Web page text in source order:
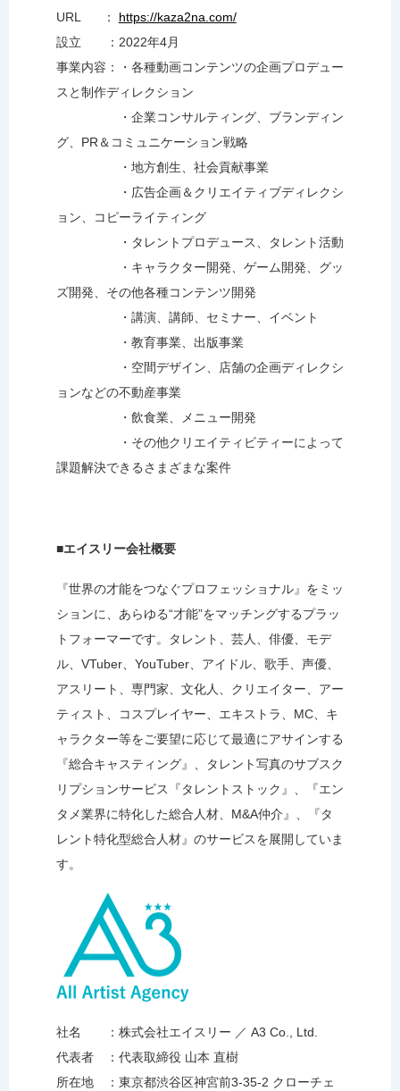
URL ： https://kaza2na.com/
設立 ：2022年4月
事業内容：・各種動画コンテンツの企画プロデュー
スと制作ディレクション
・企業コンサルティング、ブランディン
グ、PR＆コミュニケーション戦略
・地方創生、社会貢献事業
・広告企画＆クリエイティブディレクシ
ョン、コピーライティング
・タレントプロデュース、タレント活動
・キャラクター開発、ゲーム開発、グッ
ズ開発、その他各種コンテンツ開発
・講演、講師、セミナー、イベント
・教育事業、出版事業
・空間デザイン、店舗の企画ディレクシ
ョンなどの不動産事業
・飲食業、メニュー開発
・その他クリエイティビティーによって
課題解決できるさまざまな案件
■エイスリー会社概要
『世界の才能をつなぐプロフェッショナル』をミッ
ションに、あらゆる“才能”をマッチングするプラッ
トフォーマーです。タレント、芸人、俳優、モデ
ル、VTuber、YouTuber、アイドル、歌手、声優、
アスリート、専門家、文化人、クリエイター、アー
ティスト、コスプレイヤー、エキストラ、MC、キ
ャラクター等をご要望に応じて最適にアサインする
『総合キャスティング』、タレント写真のサブスク
リプションサービス『タレントストック』、『エン
タメ業界に特化した総合人材、M&A仲介』、『タ
レント特化型総合人材』のサービスを展開していま
す。
社名 ：株式会社エイスリー ／ A3 Co., Ltd.
代表者 ：代表取締役 山本 直樹
所在地 ：東京都渋谷区神宮前3-35-2 クローチェ